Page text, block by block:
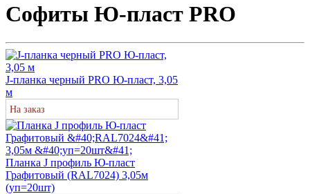
Софиты Ю-пласт PRO
J-планка черный PRO Ю-пласт, 3,05
м
На заказ
Планка J профиль Ю-пласт
Графитовый (RAL7024) 3,05м
(уп=20шт)